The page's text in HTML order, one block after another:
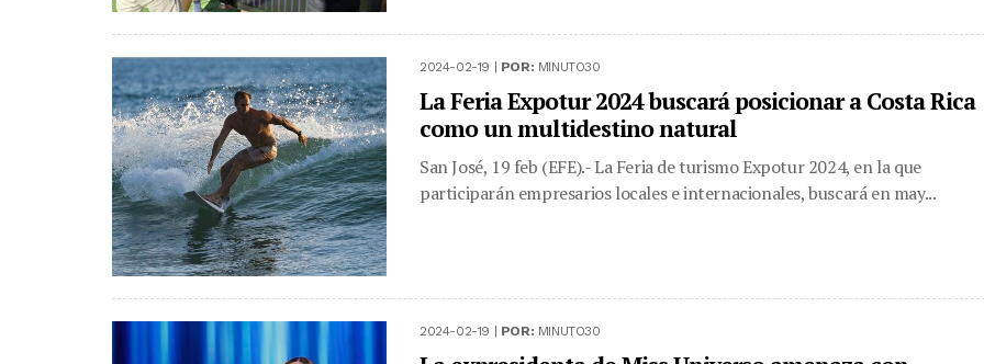
2024-02-19 | POR: MINUTO30
La Feria Expotur 2024 buscará posicionar a Costa Rica
como un multidestino natural
San José, 19 feb (EFE).- La Feria de turismo Expotur 2024, en la que
participarán empresarios locales e internacionales, buscará en may...
2024-02-19 | POR: MINUTO30